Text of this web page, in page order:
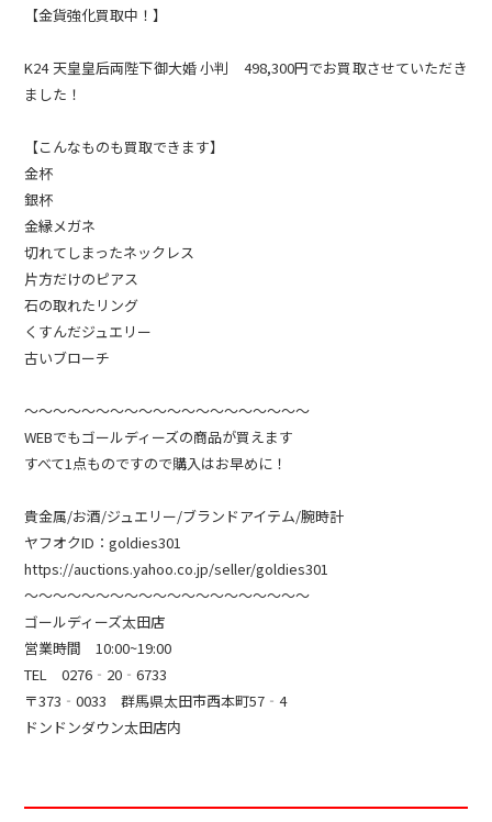
【金貨強化買取中！】
K24 天皇皇后両陛下御大婚 小判 498,300円でお買取させていただき
ました！
【こんなものも買取できます】
金杯
銀杯
金縁メガネ
切れてしまったネックレス
片方だけのピアス
石の取れたリング
くすんだジュエリー
古いブローチ
～～～～～～～～～～～～～～～～～～～～
WEBでもゴールディーズの商品が買えます
すべて1点ものですので購入はお早めに！
貴金属/お酒/ジュエリー/ブランドアイテム/腕時計
ヤフオクID：goldies301
https://auctions.yahoo.co.jp/seller/goldies301
～～～～～～～～～～～～～～～～～～～～
ゴールディーズ太田店
営業時間 10:00~19:00
TEL 0276‐20‐6733
〒373‐0033 群馬県太田市西本町57‐4
ドンドンダウン太田店内